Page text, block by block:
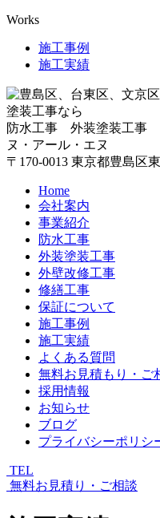
Works
施工事例
施工実績
防水工事 外装塗装工事
ヌ・アール・エヌ
〒170-0013 東京都豊島区
Home
会社案内
事業紹介
防水工事
外装塗装工事
外壁改修工事
修繕工事
保証について
施工事例
施工実績
よくある質問
無料お見積もり・ご
採用情報
お知らせ
ブログ
プライバシーポリシ
TEL
無料お見積り・ご相談